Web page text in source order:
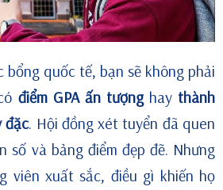
bổng quốc tế, bạn sẽ không phải
điểm GPA ấn tượnghay thành
đặc. Hội đồng xét tuyển đã quen
số và bảng điểm đẹp đẽ. Nhưng
viên xuất sắc, điều gì khiến họ